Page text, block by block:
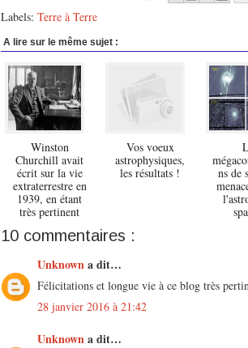
Labels: Terre à Terre
A lire sur le même sujet :
Winston
Churchill avait
écrit sur la vie
extraterrestre en
1939, en étant
très pertinent
Vos voeux
astrophysiques,
les résultats !
ns de
10 commentaires :
Unknowna dit…
Félicitations et longue vie à ce blog très
28 janvier 2016 à 21:42
Unknowna dit…